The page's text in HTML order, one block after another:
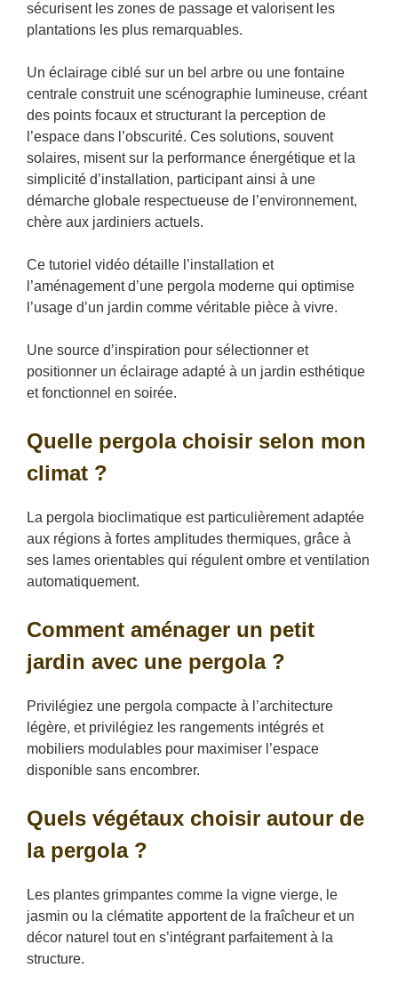
sécurisent les zones de passage et valorisent les
plantations les plus remarquables.
Un éclairage ciblé sur un bel arbre ou une fontaine
centrale construit une scénographie lumineuse, créant
des points focaux et structurant la perception de
l’espace dans l’obscurité. Ces solutions, souvent
solaires, misent sur la performance énergétique et la
simplicité d’installation, participant ainsi à une
démarche globale respectueuse de l’environnement,
chère aux jardiniers actuels.
Ce tutoriel vidéo détaille l’installation et
l’aménagement d’une pergola moderne qui optimise
l’usage d’un jardin comme véritable pièce à vivre.
Une source d’inspiration pour sélectionner et
positionner un éclairage adapté à un jardin esthétique
et fonctionnel en soirée.
Quelle pergola choisir selon mon
climat ?
La pergola bioclimatique est particulièrement adaptée
aux régions à fortes amplitudes thermiques, grâce à
ses lames orientables qui régulent ombre et ventilation
automatiquement.
Comment aménager un petit
jardin avec une pergola ?
Privilégiez une pergola compacte à l’architecture
légère, et privilégiez les rangements intégrés et
mobiliers modulables pour maximiser l’espace
disponible sans encombrer.
Quels végétaux choisir autour de
la pergola ?
Les plantes grimpantes comme la vigne vierge, le
jasmin ou la clématite apportent de la fraîcheur et un
décor naturel tout en s’intégrant parfaitement à la
structure.